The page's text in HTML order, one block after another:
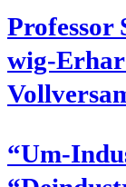
wig-
“Um-